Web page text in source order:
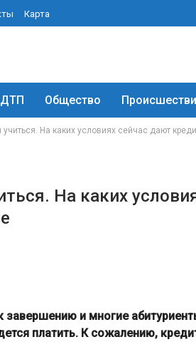
Карта
ДТП Общество
учиться. На каких условиях сейчас дают
На каких
завершению и многие
платить. К сожалению,